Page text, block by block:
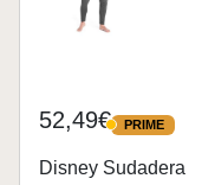
52,49€ PRIME
PRIME
Disney Sudadera